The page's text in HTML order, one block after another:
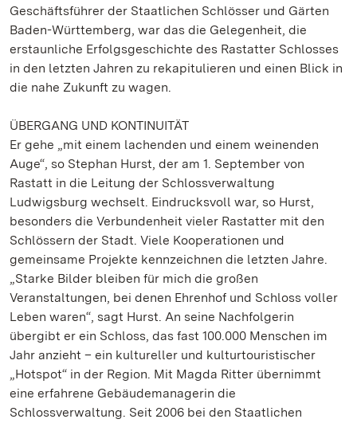
Geschäftsführer der Staatlichen Schlösser und Gärten
Baden-Württemberg, war das die Gelegenheit, die
erstaunliche Erfolgsgeschichte des Rastatter Schlosses
in den letzten Jahren zu rekapitulieren und einen Blick in
die nahe Zukunft zu wagen.
ÜBERGANG UND KONTINUITÄT
Er gehe „mit einem lachenden und einem weinenden
Auge“, so Stephan Hurst, der am 1. September von
Rastatt in die Leitung der Schlossverwaltung
Ludwigsburg wechselt. Eindrucksvoll war, so Hurst,
besonders die Verbundenheit vieler Rastatter mit den
Schlössern der Stadt. Viele Kooperationen und
gemeinsame Projekte kennzeichnen die letzten Jahre.
„Starke Bilder bleiben für mich die großen
Veranstaltungen, bei denen Ehrenhof und Schloss voller
Leben waren“, sagt Hurst. An seine Nachfolgerin
übergibt er ein Schloss, das fast 100.000 Menschen im
Jahr anzieht – ein kultureller und kulturtouristischer
„Hotspot“ in der Region. Mit Magda Ritter übernimmt
eine erfahrene Gebäudemanagerin die
Schlossverwaltung. Seit 2006 bei den Staatlichen